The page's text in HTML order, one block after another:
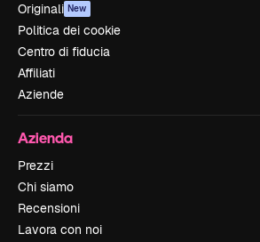
Originali New
Politica dei cookie
Centro di fiducia
Affiliati
Aziende
Azienda
Prezzi
Chi siamo
Recensioni
Lavora con noi